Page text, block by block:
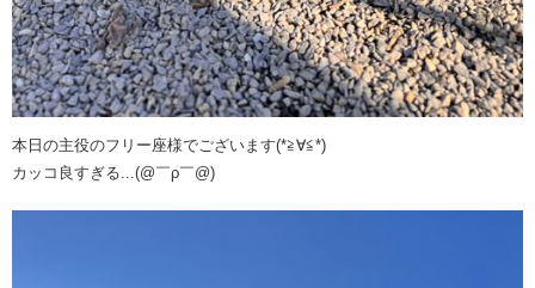
本日の主役のフリー座様でございます(*≧∀≦*)
カッコ良すぎる...(@￣ρ￣@)